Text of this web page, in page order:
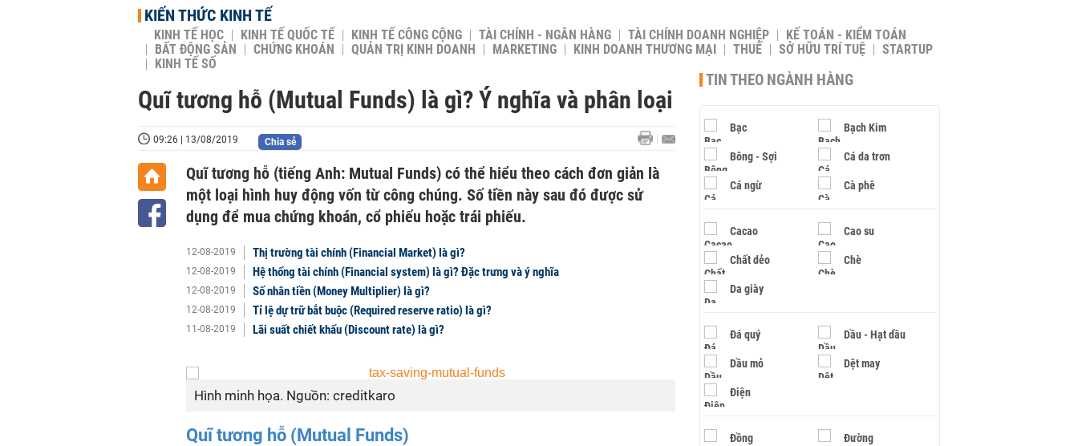
KIẾN THỨC KINH TẾ
KINH TẾ HỌC KINH TẾ QUỐC TẾ KINH TẾ CÔNG CỘNG TÀI CHÍNH - NGÂN HÀNG TÀI CHÍNH DOANH NGHIỆP
KẾ TOÁN - KIỂM TOÁN
BẤT ĐỘNG SẢN
CHỨNG KHOÁN QUẢN TRỊ KINH DOANH MARKETING KINH DOANH THƯƠNG MẠI THUẾ SỞ HỮU TRÍ TUỆ
STARTUP
KINH TẾ SỐ
Quĩ tương hỗ (Mutual Funds) là gì? Ý nghĩa và phân loại
09:26 | 13/08/2019 Chia sẻ
Quĩ tương hỗ (tiếng Anh: Mutual Funds) có thể hiểu theo cách đơn giản là
một loại hình huy động vốn từ công chúng. Số tiền này sau đó được sử
dụng để mua chứng khoán, cổ phiếu hoặc trái phiếu.
12-08-2019 Thị trường tài chính (Financial Market) là gì?
12-08-2019 Hệ thống tài chính (Financial system) là gì? Đặc trưng và ý nghĩa
12-08-2019 Số nhân tiền (Money Multiplier) là gì?
12-08-2019 Tỉ lệ dự trữ bắt buộc (Required reserve ratio) là gì?
11-08-2019 Lãi suất chiết khấu (Discount rate) là gì?
Hình minh họa. Nguồn: creditkaro
Quĩ tương hỗ (Mutual Funds)
TIN THEO NGÀNH HÀNG
Bạc Bạch Kim
Bông - Sợi Cá da trơn
Cá ngừ Cà phê
Cacao Cao su
Chất dẻo Chè
Da giày
Đá quý Dầu - Hạt dầu
Dầu mỏ Dệt may
Điện
Đồng Đường